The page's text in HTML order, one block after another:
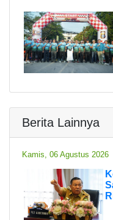
Berita Lainnya
Kamis, 06 Agustus 2026